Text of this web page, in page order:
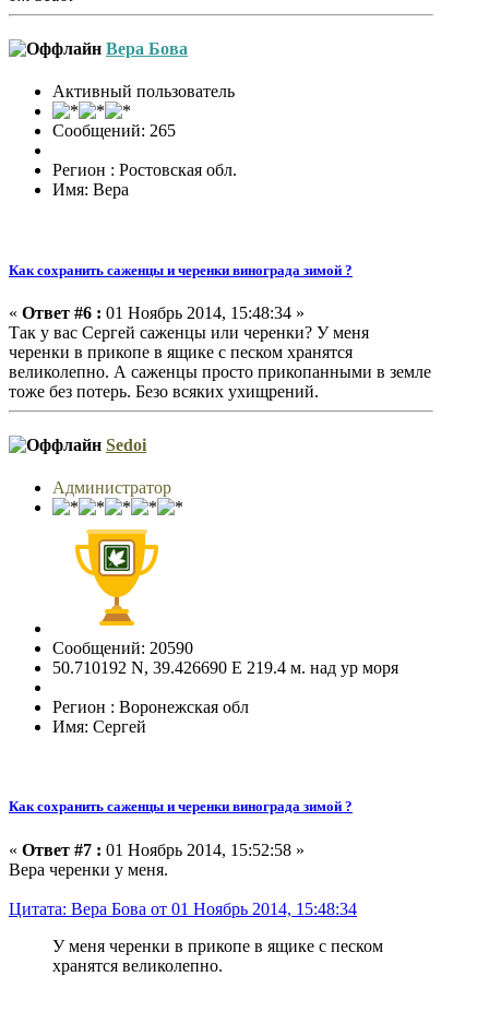
Вера Бова
Активный пользователь
Сообщений: 265
Регион : Ростовская обл.
Имя: Вера
Как сохранить саженцы и черенки винограда зимой ?
« Ответ #6 : 01 Ноябрь 2014, 15:48:34 »
Так у вас Сергей саженцы или черенки? У меня
черенки в прикопе в ящике с песком хранятся
великолепно. А саженцы просто прикопанными в земле
тоже без потерь. Безо всяких ухищрений.
Sedoi
Администратор
Сообщений: 20590
50.710192 N, 39.426690 E 219.4 м. над ур моря
Регион : Воронежская обл
Имя: Сергей
Как сохранить саженцы и черенки винограда зимой ?
« Ответ #7 : 01 Ноябрь 2014, 15:52:58 »
Вера черенки у меня.
Цитата: Вера Бова от 01 Ноябрь 2014, 15:48:34
У меня черенки в прикопе в ящике с песком
хранятся великолепно.